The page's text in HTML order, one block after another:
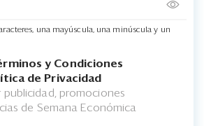
una mayúscula, una minúscula y un
y Condiciones
de Privacidad
promociones
de Semana Económica